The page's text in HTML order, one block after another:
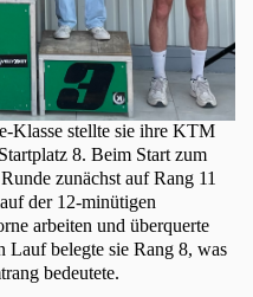
Klasse stellte sie ihre KTM
8. Beim Start zum
zunächst auf Rang 11
der 12-minütigen
arbeiten und überquerte
belegte sie Rang 8, was
bedeutete.